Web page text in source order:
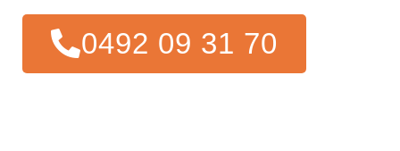
0492 09 31 70